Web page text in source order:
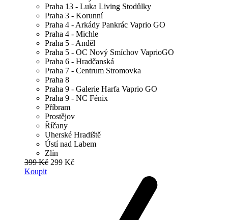
Praha 13 - Luka Living Stodůlky
Praha 3 - Korunní
Praha 4 - Arkády Pankrác Vaprio GO
Praha 4 - Michle
Praha 5 - Anděl
Praha 5 - OC Nový Smíchov VaprioGO
Praha 6 - Hradčanská
Praha 7 - Centrum Stromovka
Praha 8
Praha 9 - Galerie Harfa Vaprio GO
Praha 9 - NC Fénix
Příbram
Prostějov
Říčany
Uherské Hradiště
Ústí nad Labem
Zlín
399 Kč 299 Kč
Koupit